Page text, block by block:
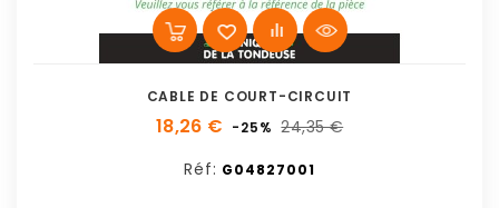
CABLE DE COURT-CIRCUIT
18,26 € -25% 24,35 €
Réf: G04827001